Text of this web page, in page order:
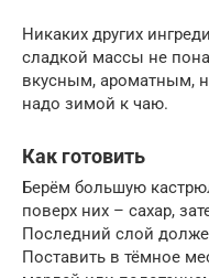
Никаких других
сладкой массы не
вкусным, ароматным,
надо зимой к чаю.
Как готовить
Берём большую
поверх них – сахар,
Последний слой
Поставить в тёмное